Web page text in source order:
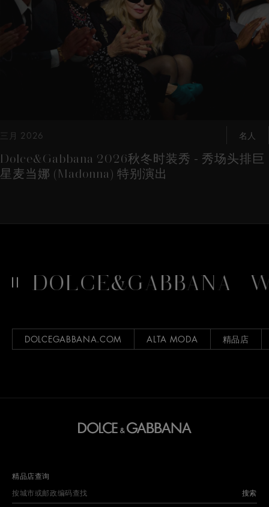
三月 2026 名人
Dolce&Gabbana 2026秋冬时装秀 - 秀场头排巨
星麦当娜 (Madonna) 特别演出
DOLCE&GABBANA
DOLCEGABBANA.COM ALTA MODA 精品店
精品店查询
搜索